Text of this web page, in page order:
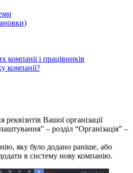
і працівників
компанії?
Вашої організації
– розділ “Організація” –
яку було додано раніше, або
в систему нову компанію.